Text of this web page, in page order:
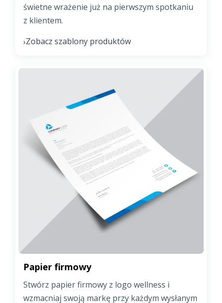
świetne wrażenie już na pierwszym spotkaniu
z klientem.
›Zobacz szablony produktów
Papier firmowy
Stwórz papier firmowy z logo wellness i
wzmacniaj swoją markę przy każdym wysłanym